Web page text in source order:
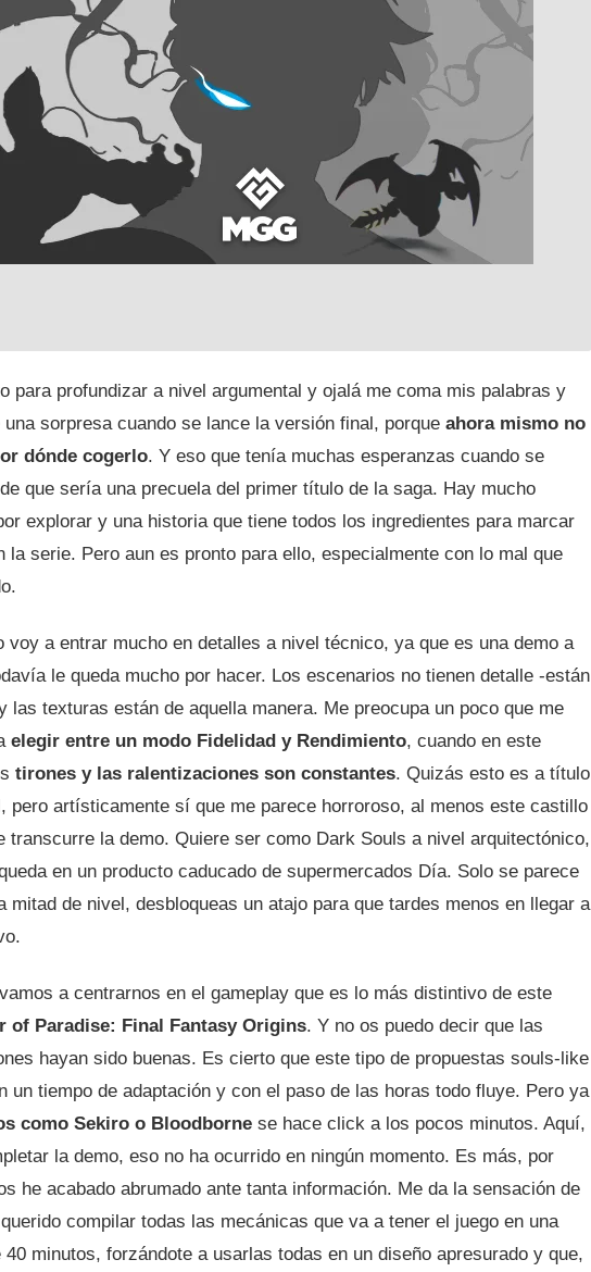
para profundizar a nivel argumental y ojalá me coma mis palabras y
una sorpresa cuando se lance la versión final, porque ahora mismo no
dónde cogerlo. Y eso que tenía muchas esperanzas cuando se
que sería una precuela del primer título de la saga. Hay mucho
explorar y una historia que tiene todos los ingredientes para marcar
la serie. Pero aun es pronto para ello, especialmente con lo mal que
voy a entrar mucho en detalles a nivel técnico, ya que es una demo a
le queda mucho por hacer. Los escenarios no tienen detalle -están
las texturas están de aquella manera. Me preocupa un poco que me
elegir entre un modo Fidelidad y Rendimiento, cuando en este
tirones y las ralentizaciones son constantes. Quizás esto es a título
pero artísticamente sí que me parece horroroso, al menos este castillo
transcurre la demo. Quiere ser como Dark Souls a nivel arquitectónico,
en un producto caducado de supermercados Día. Solo se parece
mitad de nivel, desbloqueas un atajo para que tardes menos en llegar a
a centrarnos en el gameplay que es lo más distintivo de este
of Paradise: Final Fantasy Origins. Y no os puedo decir que las
hayan sido buenas. Es cierto que este tipo de propuestas souls-like
un tiempo de adaptación y con el paso de las horas todo fluye. Pero ya
como Sekiro o Bloodborne se hace click a los pocos minutos. Aquí,
la demo, eso no ha ocurrido en ningún momento. Es más, por
he acabado abrumado ante tanta información. Me da la sensación de
compilar todas las mecánicas que va a tener el juego en una
40 minutos, forzándote a usarlas todas en un diseño apresurado y que,